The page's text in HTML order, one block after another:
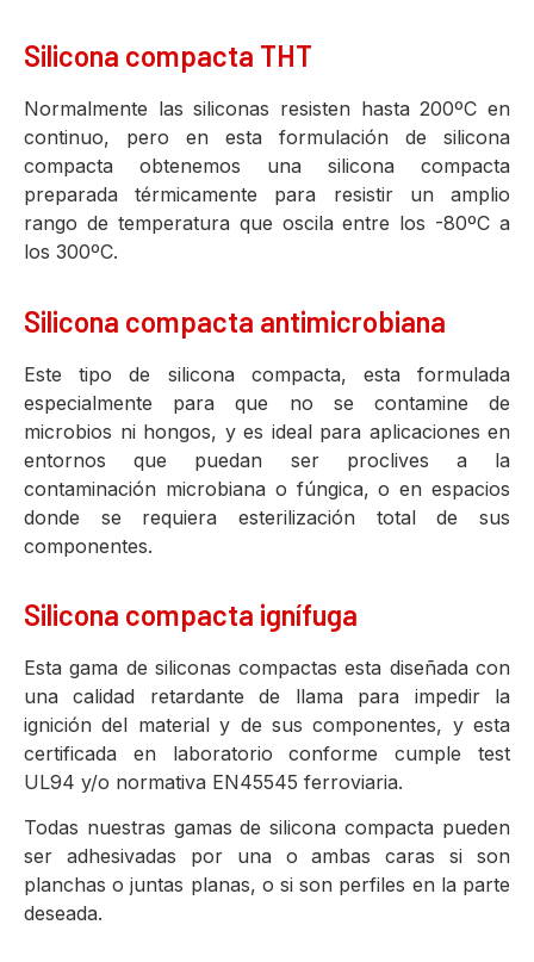
Silicona compacta THT
Normalmente las siliconas resisten hasta 200ºC en
continuo, pero en esta formulación de silicona
compacta obtenemos una silicona compacta
preparada térmicamente para resistir un amplio
rango de temperatura que oscila entre los -80ºC a
los 300ºC.
Silicona compacta antimicrobiana
Este tipo de silicona compacta, esta formulada
especialmente para que no se contamine de
microbios ni hongos, y es ideal para aplicaciones en
entornos que puedan ser proclives a la
contaminación microbiana o fúngica, o en espacios
donde se requiera esterilización total de sus
componentes.
Silicona compacta ignífuga
Esta gama de siliconas compactas esta diseñada con
una calidad retardante de llama para impedir la
ignición del material y de sus componentes, y esta
certificada en laboratorio conforme cumple test
UL94 y/o normativa EN45545 ferroviaria.
Todas nuestras gamas de silicona compacta pueden
ser adhesivadas por una o ambas caras si son
planchas o juntas planas, o si son perfiles en la parte
deseada.